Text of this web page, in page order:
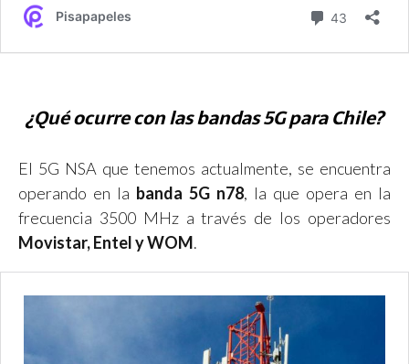
¿Qué ocurre con las bandas 5G para Chile?
El 5G NSA que tenemos actualmente, se encuentra
operando en la banda 5G n78, la que opera en la
frecuencia 3500 MHz a través de los operadores
Movistar, Entel y WOM.